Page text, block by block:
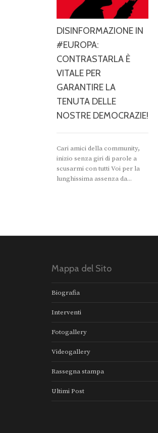
DISINFORMAZIONE IN
#EUROPA:
CONTRASTARLA È
VITALE PER
GARANTIRE LA
TENUTA DELLE
NOSTRE DEMOCRAZIE!
Cari amici della community,
inizio senza giri di parole a
scusarmi con tutti Voi per la
lunghissima assenza da...
Mappa del Sito
Biografia
Interventi
Fotogallery
Videogallery
Rassegna stampa
Ultimi Post